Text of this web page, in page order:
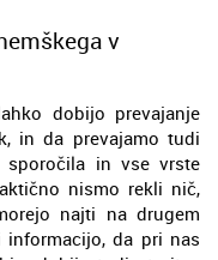
v
dobijo prevajanje
in da prevajamo tudi
in vse vrste
nismo rekli nič,
najti na drugem
da pri nas